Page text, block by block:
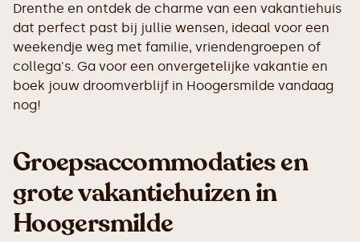
Drenthe en ontdek de charme van een vakantiehuis
dat perfect past bij jullie wensen, ideaal voor een
weekendje weg met familie, vriendengroepen of
collega's. Ga voor een onvergetelijke vakantie en
boek jouw droomverblijf in Hoogersmilde vandaag
nog!
Groepsaccommodaties en
grote vakantiehuizen in
Hoogersmilde